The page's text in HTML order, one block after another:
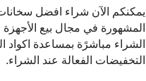
التخفيضات الفعالة عند الشراء.